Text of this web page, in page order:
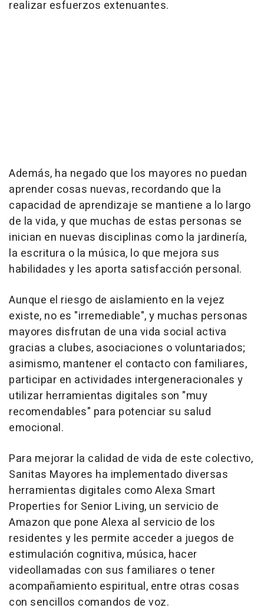
realizar esfuerzos extenuantes.
Además, ha negado que los mayores no puedan
aprender cosas nuevas, recordando que la
capacidad de aprendizaje se mantiene a lo largo
de la vida, y que muchas de estas personas se
inician en nuevas disciplinas como la jardinería,
la escritura o la música, lo que mejora sus
habilidades y les aporta satisfacción personal.
Aunque el riesgo de aislamiento en la vejez
existe, no es "irremediable", y muchas personas
mayores disfrutan de una vida social activa
gracias a clubes, asociaciones o voluntariados;
asimismo, mantener el contacto con familiares,
participar en actividades intergeneracionales y
utilizar herramientas digitales son "muy
recomendables" para potenciar su salud
emocional.
Para mejorar la calidad de vida de este colectivo,
Sanitas Mayores ha implementado diversas
herramientas digitales como Alexa Smart
Properties for Senior Living, un servicio de
Amazon que pone Alexa al servicio de los
residentes y les permite acceder a juegos de
estimulación cognitiva, música, hacer
videollamadas con sus familiares o tener
acompañamiento espiritual, entre otras cosas
con sencillos comandos de voz.